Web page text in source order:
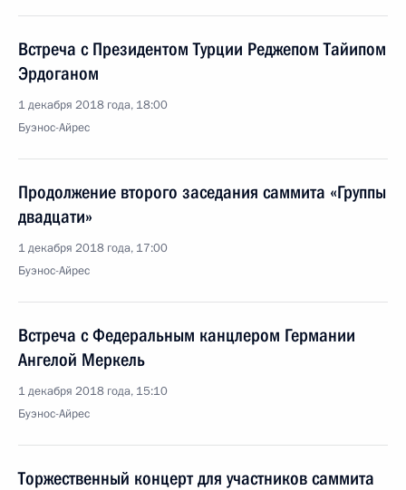
Встреча с Президентом Турции Реджепом Тайипом
Эрдоганом
1 декабря 2018 года, 18:00
Буэнос-Айрес
Продолжение второго заседания саммита «Группы
двадцати»
1 декабря 2018 года, 17:00
Буэнос-Айрес
Встреча с Федеральным канцлером Германии
Ангелой Меркель
1 декабря 2018 года, 15:10
Буэнос-Айрес
Торжественный концерт для участников саммита